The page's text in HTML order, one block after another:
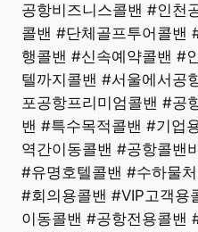
공항비즈니스콜밴 #인천
콜밴 #단체골프투어콜밴
행콜밴 #신속예약콜밴 #
텔까지콜밴 #서울에서공
포공항프리미엄콜밴 #공
밴 #특수목적콜밴 #기업
역간이동콜밴 #공항콜밴
#유명호텔콜밴 #수하물
#회의용콜밴 #VIP고객용
이동콜밴 #공항전용콜밴